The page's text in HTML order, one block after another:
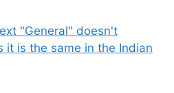
"General" doesn't
it is the same in the Indian